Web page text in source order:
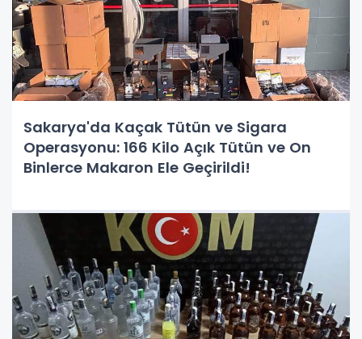
Sakarya'da Kaçak Tütün ve Sigara
Operasyonu: 166 Kilo Açık Tütün ve On
Binlerce Makaron Ele Geçirildi!